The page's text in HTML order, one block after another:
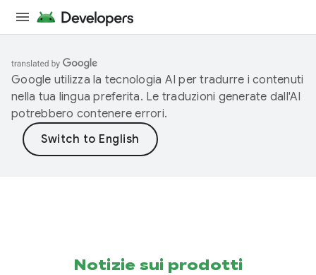
Google utilizza la tecnologia AI per tradurre i contenuti
nella tua lingua preferita. Le traduzioni generate dall'AI
potrebbero contenere errori.
Notizie sui prodotti